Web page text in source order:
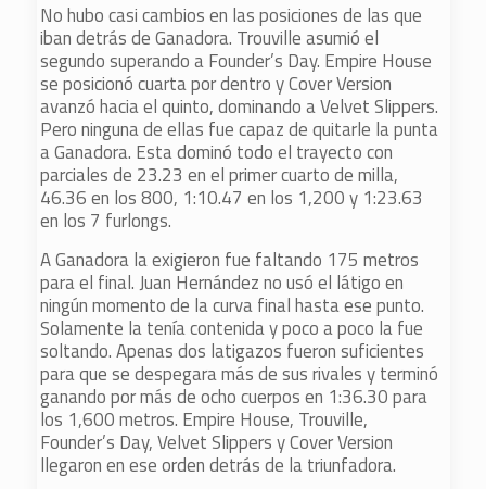
No hubo casi cambios en las posiciones de las que
iban detrás de Ganadora. Trouville asumió el
segundo superando a Founder’s Day. Empire House
se posicionó cuarta por dentro y Cover Version
avanzó hacia el quinto, dominando a Velvet Slippers.
Pero ninguna de ellas fue capaz de quitarle la punta
a Ganadora. Esta dominó todo el trayecto con
parciales de 23.23 en el primer cuarto de milla,
46.36 en los 800, 1:10.47 en los 1,200 y 1:23.63
en los 7 furlongs.
A Ganadora la exigieron fue faltando 175 metros
para el final. Juan Hernández no usó el látigo en
ningún momento de la curva final hasta ese punto.
Solamente la tenía contenida y poco a poco la fue
soltando. Apenas dos latigazos fueron suficientes
para que se despegara más de sus rivales y terminó
ganando por más de ocho cuerpos en 1:36.30 para
los 1,600 metros. Empire House, Trouville,
Founder’s Day, Velvet Slippers y Cover Version
llegaron en ese orden detrás de la triunfadora.